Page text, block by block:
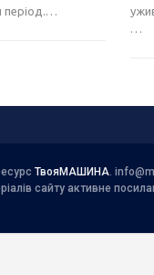
період.…
ТвояМАШИНА
сайту активне